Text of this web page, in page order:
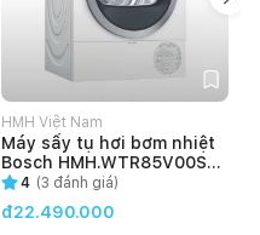
HMH Việt Nam
Máy sấy tụ hơi bơm nhiệt
Bosch HMH.WTR85V00SG
8kg
4 (3 đánh giá)
đ22.490.000